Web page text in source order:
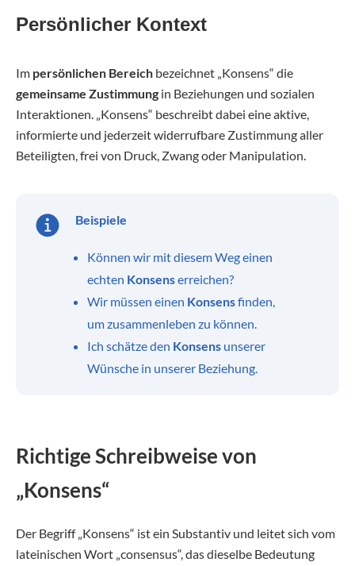
Persönlicher Kontext
Im persönlichen Bereich bezeichnet „Konsens“ die
gemeinsame Zustimmung in Beziehungen und sozialen
Interaktionen. „Konsens“ beschreibt dabei eine aktive,
informierte und jederzeit widerrufbare Zustimmung aller
Beteiligten, frei von Druck, Zwang oder Manipulation.
Beispiele
Können wir mit diesem Weg einen
echten Konsenserreichen?
Wir müssen einen Konsensfinden,
um zusammenleben zu können.
Ich schätze den Konsens unserer
Wünsche in unserer Beziehung.
Richtige Schreibweise von
„Konsens“
Der Begriff „Konsens“ ist ein Substantiv und leitet sich vom
lateinischen Wort „consensus“, das dieselbe Bedeutung